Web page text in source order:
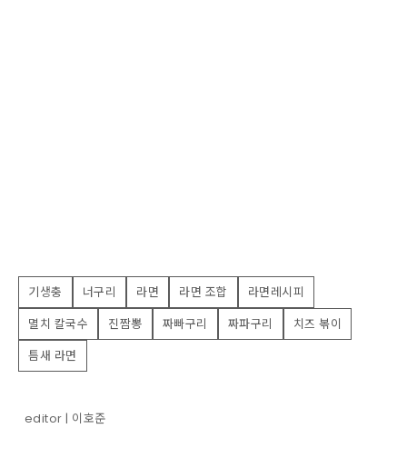
기생충 너구리 라면 라면 조합
라면레시피
멸치 칼국수
진짬뽕 짜빠구리 짜파구리
치즈 볶이
틈새 라면
editor | 이호준